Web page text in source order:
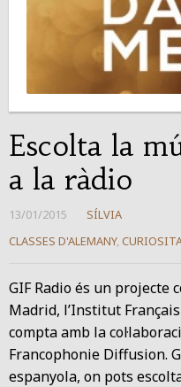
Escolta la
a la ràdio
13/01/2015
SÍLVIA
CLASSES D'ALEMANY,
GIF Radio és un projecte
Madrid, l’Institut
compta amb la
Francophonie Diffusion.
espanyola, on pots